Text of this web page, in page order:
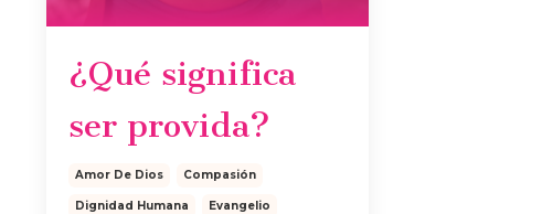
¿Qué significa
ser provida?
Amor De Dios Compasión
Dignidad Humana Evangelio